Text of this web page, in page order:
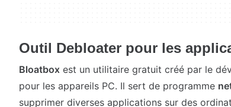
Outil Debloater pour les
Bloatbox est un utilitaire gratuit créé par le
pour les appareils PC. Il sert de programme
supprimer diverses applications sur des